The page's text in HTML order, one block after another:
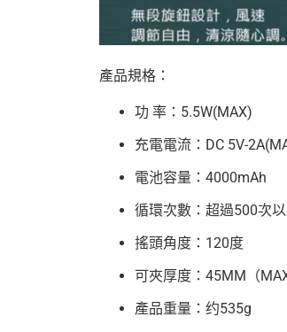
產品規格：
功 率：5.5W(MAX)
充電電流：DC 5V-
電池容量：4000mAh
循環次數：超過500次
搖頭角度：120度
可夾厚度：45MM（MAX
產品重量：约535g